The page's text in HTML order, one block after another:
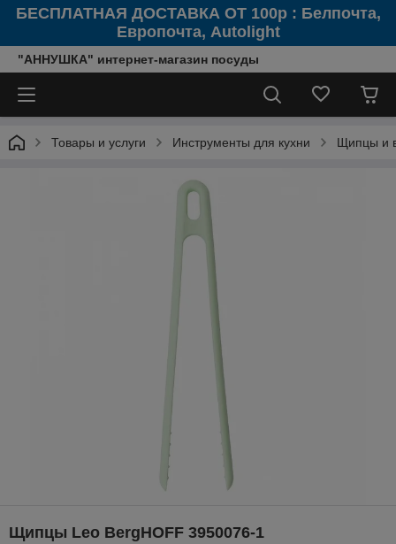
БЕСПЛАТНАЯ ДОСТАВКА ОТ 100р : Белпочта,
Европочта, Autolight
"АННУШКА" интернет-магазин посуды
Товары и услуги Инструменты для кухни Щипцы и
Щипцы Leo BergHOFF 3950076-1